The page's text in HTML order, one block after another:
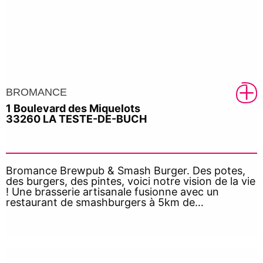
BROMANCE
1 Boulevard des Miquelots
33260 LA TESTE-DE-BUCH
Bromance Brewpub & Smash Burger. Des potes,
des burgers, des pintes, voici notre vision de la vie
! Une brasserie artisanale fusionne avec un
restaurant de smashburgers à 5km de…